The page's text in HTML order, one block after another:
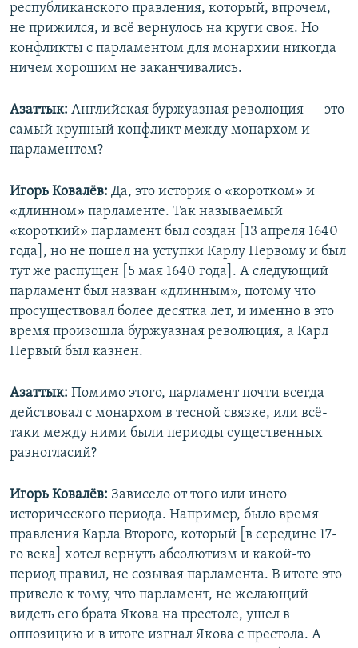
республиканского правления, который, впрочем,
не прижился, и всё вернулось на круги своя. Но
конфликты с парламентом для монархии никогда
ничем хорошим не заканчивались.
Азаттык: Английская буржуазная революция — это
самый крупный конфликт между монархом и
парламентом?
Игорь Ковалёв: Да, это история о «коротком» и
«длинном» парламенте. Так называемый
«короткий» парламент был создан [13 апреля 1640
года], но не пошел на уступки Карлу Первому и был
тут же распущен [5 мая 1640 года]. А следующий
парламент был назван «длинным», потому что
просуществовал более десятка лет, и именно в это
время произошла буржуазная революция, а Карл
Первый был казнен.
Азаттык: Помимо этого, парламент почти всегда
действовал с монархом в тесной связке, или всё-
таки между ними были периоды существенных
разногласий?
Игорь Ковалёв: Зависело от того или иного
исторического периода. Например, было время
правления Карла Второго, который [в середине 17-
го века] хотел вернуть абсолютизм и какой-то
период правил, не созывая парламента. В итоге это
привело к тому, что парламент, не желающий
видеть его брата Якова на престоле, ушел в
оппозицию и в итоге изгнал Якова с престола. А